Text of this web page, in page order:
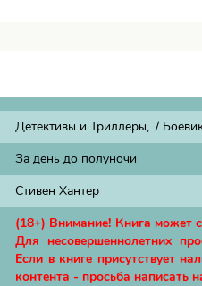
Детективы и Триллеры /
За день до полуночи
Стивен Хантер
(18+) Внимание! Книга может
Для несовершеннолетних
Если в книге присутствует
контента - просьба написать